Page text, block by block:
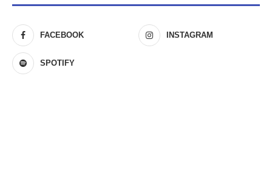
FACEBOOK INSTAGRAM
SPOTIFY